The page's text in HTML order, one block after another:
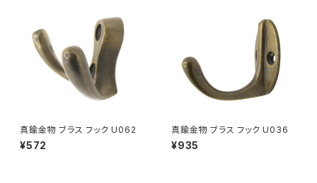
真鍮金物 ブラス フック U062
¥572
真鍮金物 ブラス フック U036
¥935